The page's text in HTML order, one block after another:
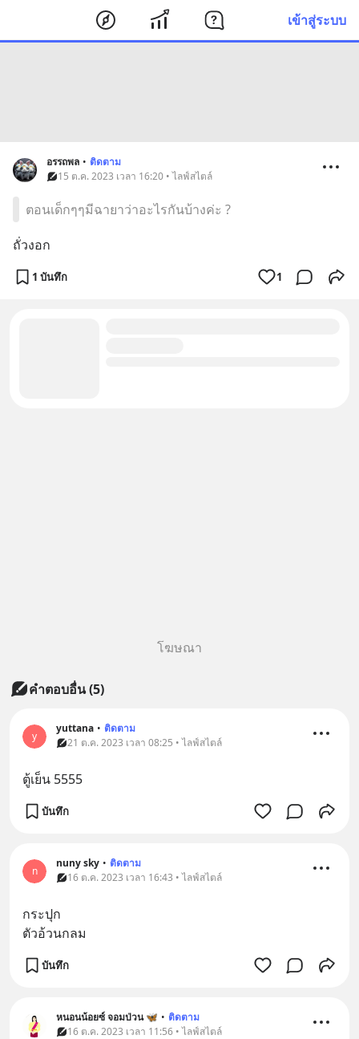
เข้าสู่ระบบ
อรรถพล • ติดตาม
15 ต.ค. 2023 เวลา 16:20 • ไลฟ์สไตล์
ตอนเด็กๆๆมีฉายาว่าอะไรกันบ้างค่ะ ?
ถั่วงอก
1 บันทึก 1
โฆษณา
คำตอบอื่น(5)
y
yuttana • ติดตาม
21 ต.ค. 2023 เวลา 08:25 • ไลฟ์สไตล์
ตู้เย็น 5555
บันทึก
n
nuny sky • ติดตาม
16 ต.ค. 2023 เวลา 16:43 • ไลฟ์สไตล์
กระปุก
ตัวอ้วนกลม
บันทึก
หนอนน้อยซ์ จอมป่วน 🦋 • ติดตาม
16 ต.ค. 2023 เวลา 11:56 • ไลฟ์สไตล์